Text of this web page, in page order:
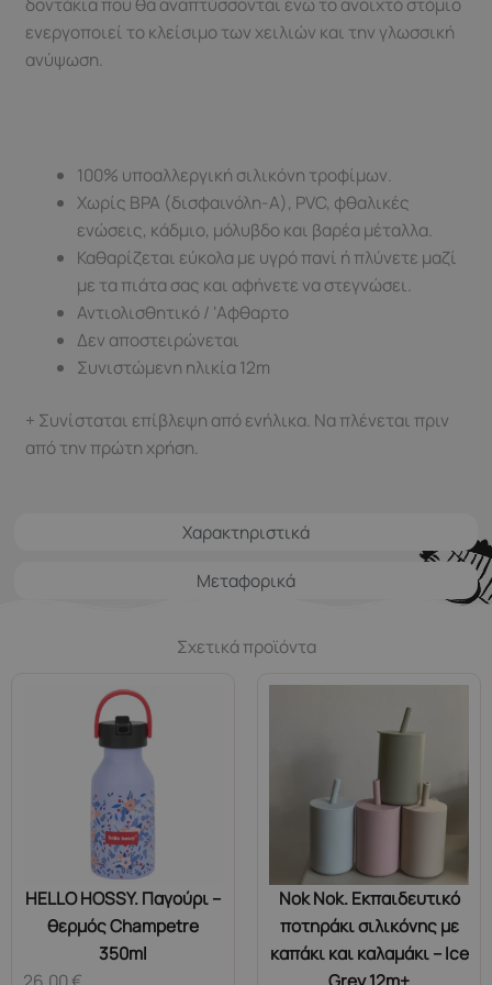
Χαρακτηριστικά
Μεταφορικά
ενεργοποιεί το κλείσιμο των χειλιών και την γλωσσική
ανύψωση.
100% υποαλλεργική σιλικόνη τροφίμων.
Χωρίς BPA (δισφαινόλη-Α), PVC, φθαλικές
ενώσεις, κάδμιο, μόλυβδο και βαρέα μέταλλα.
Καθαρίζεται εύκολα με υγρό πανί ή πλύνετε μαζί
με τα πιάτα σας και αφήνετε να στεγνώσει.
Αντιολισθητικό / ‘Αφθαρτο
Δεν αποστειρώνεται
Συνιστώμενη ηλικία 12m
+ Συνίσταται επίβλεψη από ενήλικα. Να πλένεται πριν
από την πρώτη χρήση.
Σχετικά προϊόντα
HELLO HOSSY. Παγούρι –
θερμός Champetre
350ml
Nok Nok. Εκπαιδευτικό
ποτηράκι σιλικόνης με
καπάκι και καλαμάκι – Ice